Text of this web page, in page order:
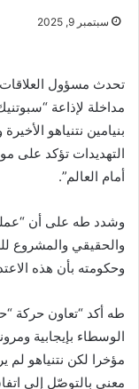
سبتمبر 9, 2025
تحدث مسؤول
مداخلة لإذاعة
بنيامين نتنياهو
التهديدات تؤكد على
أمام العالم”.
وشدد طه على أن
والحقيقي والمشروع
وحكومته بأن هذه
طه أكد “تعاون حركة
الوسطاء بإيجابية
مؤخرا لكن نتنياهو لم
معني بالتوصّل إلى